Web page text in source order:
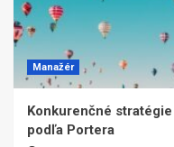
Manažér
Konkurenčné stratégie
podľa Portera